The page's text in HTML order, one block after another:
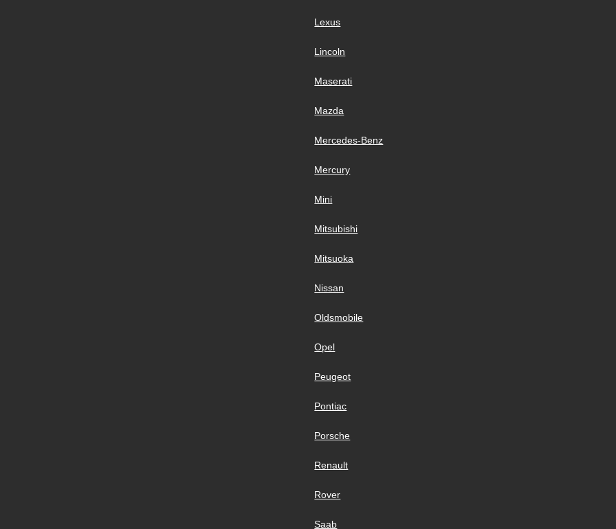
Lexus
Lincoln
Maserati
Mazda
Mercedes-Benz
Mercury
Mini
Mitsubishi
Mitsuoka
Nissan
Oldsmobile
Opel
Peugeot
Pontiac
Porsche
Renault
Rover
Saab